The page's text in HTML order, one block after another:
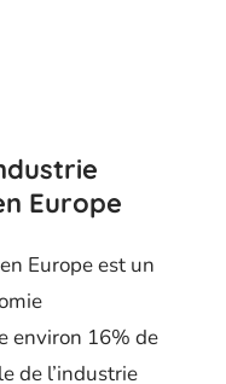
Europe
Europe est un
environ 16% de
de l’industrie